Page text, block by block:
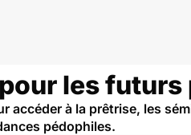
les futurs
accéder à la prêtrise, les
pédophiles.